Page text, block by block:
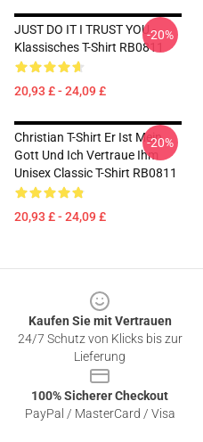
JUST DO IT I TRUST YOU -
Klassisches T-Shirt RB0811
20,93 £ - 24,09 £
-20%
Christian T-Shirt Er Ist Mein
Gott Und Ich Vertraue Ihm
Unisex Classic T-Shirt RB0811
20,93 £ - 24,09 £
-20%
Kaufen Sie mit Vertrauen
24/7 Schutz von Klicks bis zur
Lieferung
100% Sicherer Checkout
PayPal / MasterCard / Visa